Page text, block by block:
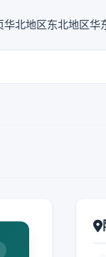
华北地区东北地区华